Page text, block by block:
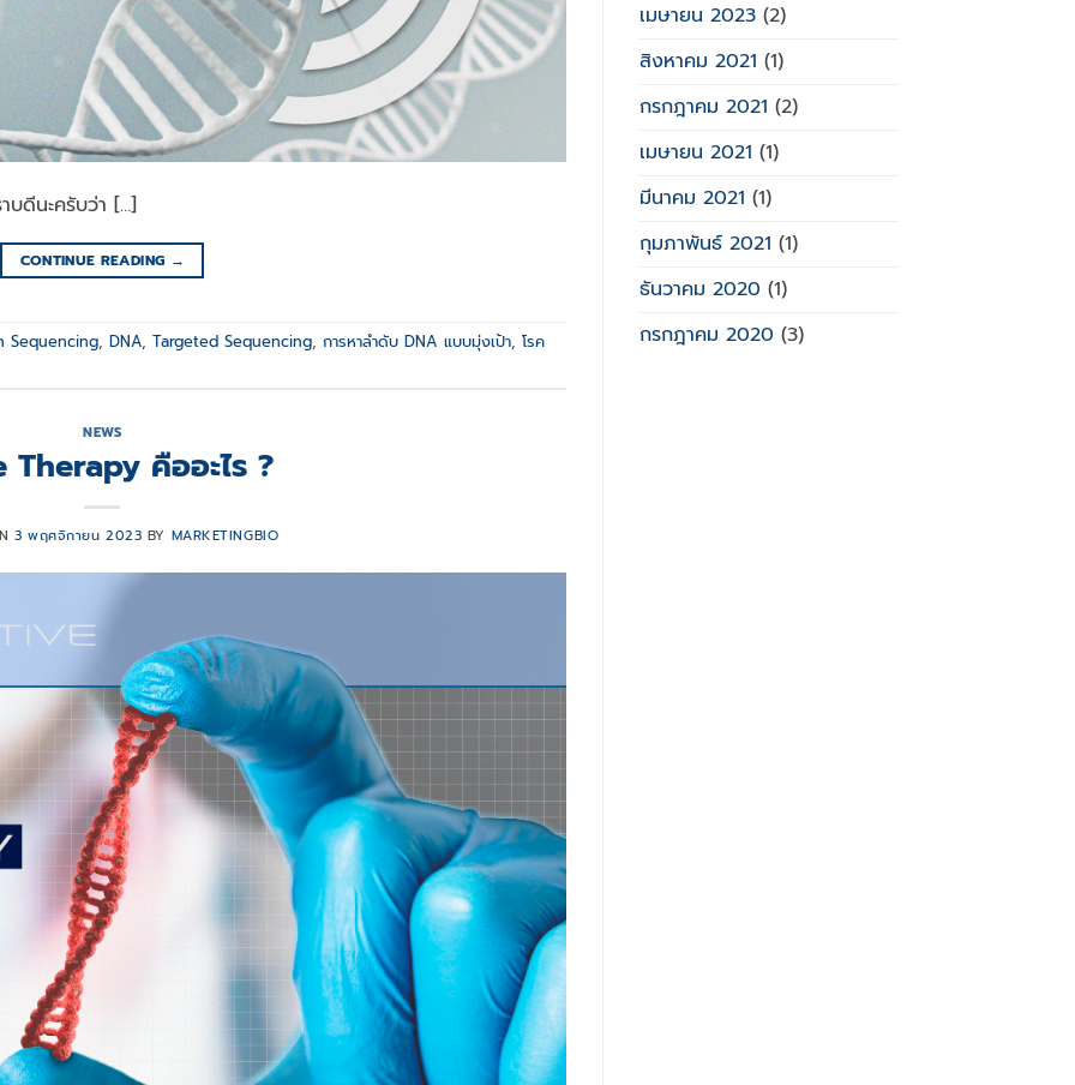
นะครับว่า […]
CONTINUE READING →
Sequencing, DNA, Targeted Sequencing, การหาลำดับ DNA แบบมุ่งเป้า, โรค
NEWS
Therapy คืออะไร ?
3 พฤศจิกายน 2023 BY MARKETINGBIO
เมษายน 2023(2)
สิงหาคม 2021 (1)
กรกฎาคม 2021 (2)
เมษายน 2021 (1)
มีนาคม 2021 (1)
กุมภาพันธ์ 2021 (1)
ธันวาคม 2020 (1)
กรกฎาคม 2020 (3)